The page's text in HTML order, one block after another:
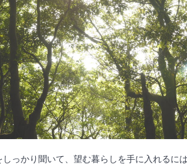
しっかり聞いて、望む暮らしを手に入れるに